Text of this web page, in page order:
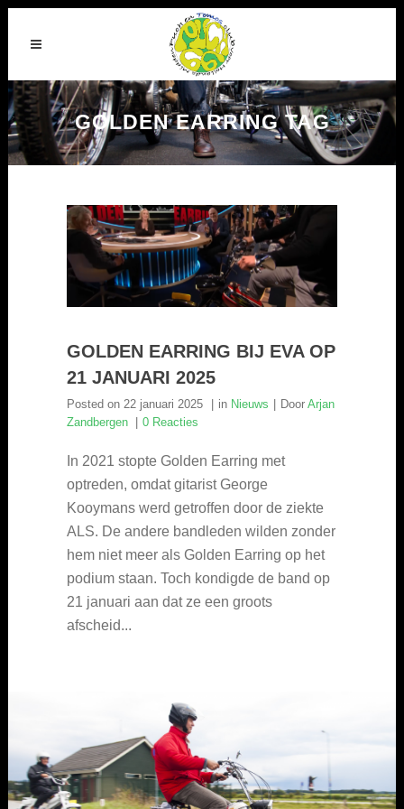
GOLDEN EARRING TAG
GOLDEN EARRING BIJ EVA OP
21 JANUARI 2025
Posted on 22 januari 2025 in Nieuws Door Arjan
Zandbergen
0 Reacties
In 2021 stopte Golden Earring met
optreden, omdat gitarist George
Kooymans werd getroffen door de ziekte
ALS. De andere bandleden wilden zonder
hem niet meer als Golden Earring op het
podium staan. Toch kondigde de band op
21 januari aan dat ze een groots
afscheid...